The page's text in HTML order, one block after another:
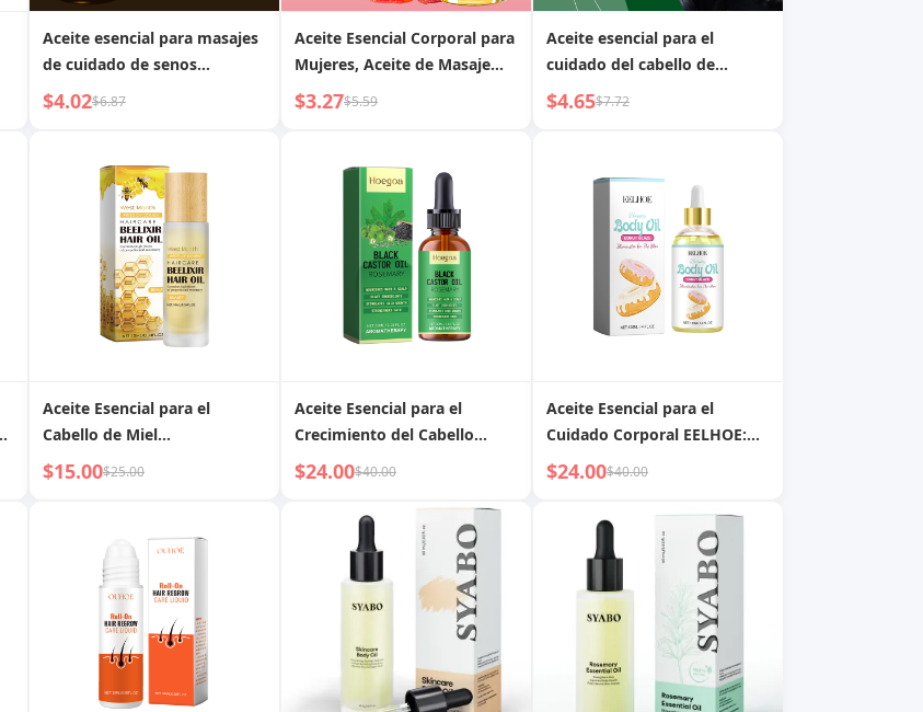
Aceite esencial para masajes
de cuidado de senos
reafirmante
$4.02$6.87
Aceite Esencial Corporal para
Mujeres, Aceite de Masaje
Hidratante Corporal
$3.27$5.59
Aceite esencial para el
cuidado del cabello de
jengibre con ingredientes
$4.65$7.72
Aceite Esencial para el
Cabello de Miel
West&Month: El Romero
la Caída del Cabello
$15.00$25.00
Aceite Esencial para el
Crecimiento del Cabello
Hoegoa de Aceite de Ricino
Folículos, Logra un Cabello
Más Abundante
$24.00$40.00
Aceite Esencial para el
Cuidado Corporal EELHOE:
Hidratación Profunda,
Adiós a la Sequedad y la
$24.00$40.00